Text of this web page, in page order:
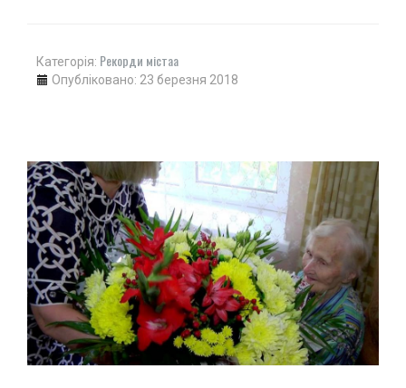
Категорія: Рекорди містаа
Опубліковано: 23 березня 2018